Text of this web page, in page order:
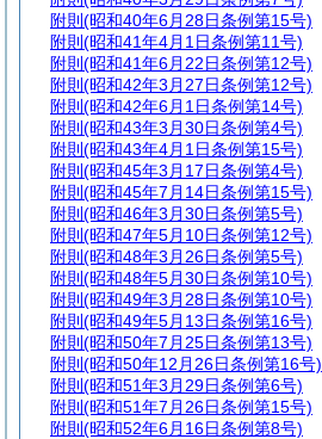
附則 (昭和40年6月28日条例第15号)
附則 (昭和41年4月1日条例第11号)
附則 (昭和41年6月22日条例第12号)
附則 (昭和42年3月27日条例第12号)
附則 (昭和42年6月1日条例第14号)
附則 (昭和43年3月30日条例第4号)
附則 (昭和43年4月1日条例第15号)
附則 (昭和45年3月17日条例第4号)
附則 (昭和45年7月14日条例第15号)
附則 (昭和46年3月30日条例第5号)
附則 (昭和47年5月10日条例第12号)
附則 (昭和48年3月26日条例第5号)
附則 (昭和48年5月30日条例第10号)
附則 (昭和49年3月28日条例第10号)
附則 (昭和49年5月13日条例第16号)
附則 (昭和50年7月25日条例第13号)
附則 (昭和50年12月26日条例第16号)
附則 (昭和51年3月29日条例第6号)
附則 (昭和51年7月26日条例第15号)
附則 (昭和52年6月16日条例第8号)